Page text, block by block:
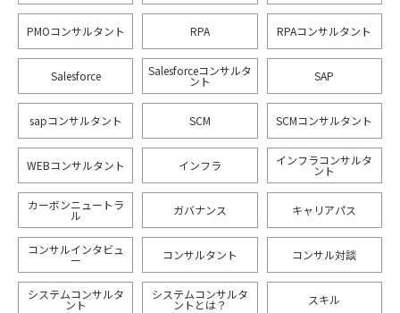
PMOコンサルタント RPA RPAコンサルタント
Salesforce Salesforceコンサルタ
ント SAP
sapコンサルタント SCM SCMコンサルタント
WEBコンサルタント インフラ インフラコンサルタ
ント
カーボンニュートラ
ル ガバナンス キャリアパス
コンサルインタビュ
ー コンサルタント コンサル対談
システムコンサルタ
ント
システムコンサルタ
ントとは？ スキル